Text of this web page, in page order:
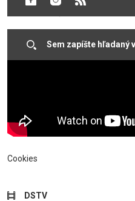
Cookies
DSTV